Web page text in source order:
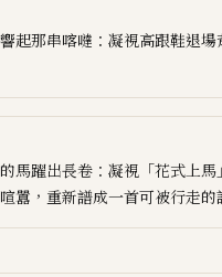
起那串喀噠：凝視高跟鞋退
馬躍出長卷：凝視「花式上馬
囂，重新譜成一首可被行走的